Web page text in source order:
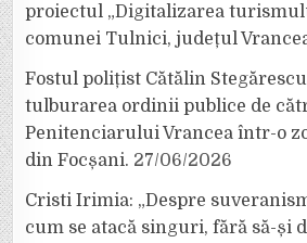
proiectul „Digitalizarea
comunei Tulnici, județul
Fostul polițist Cătălin
tulburarea ordinii publice de
Penitenciarului Vrancea într-o
din Focșani. 27/06/2026
Cristi Irimia: „Despre
cum se atacă singuri, fără să-și